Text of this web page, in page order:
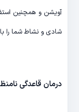
آویشن و همچنین
شادی و نشاط شما را
درمان قاعدگی